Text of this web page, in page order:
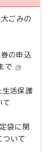
ごみの
の申込
で
生活保護
て
袋に関
ついて